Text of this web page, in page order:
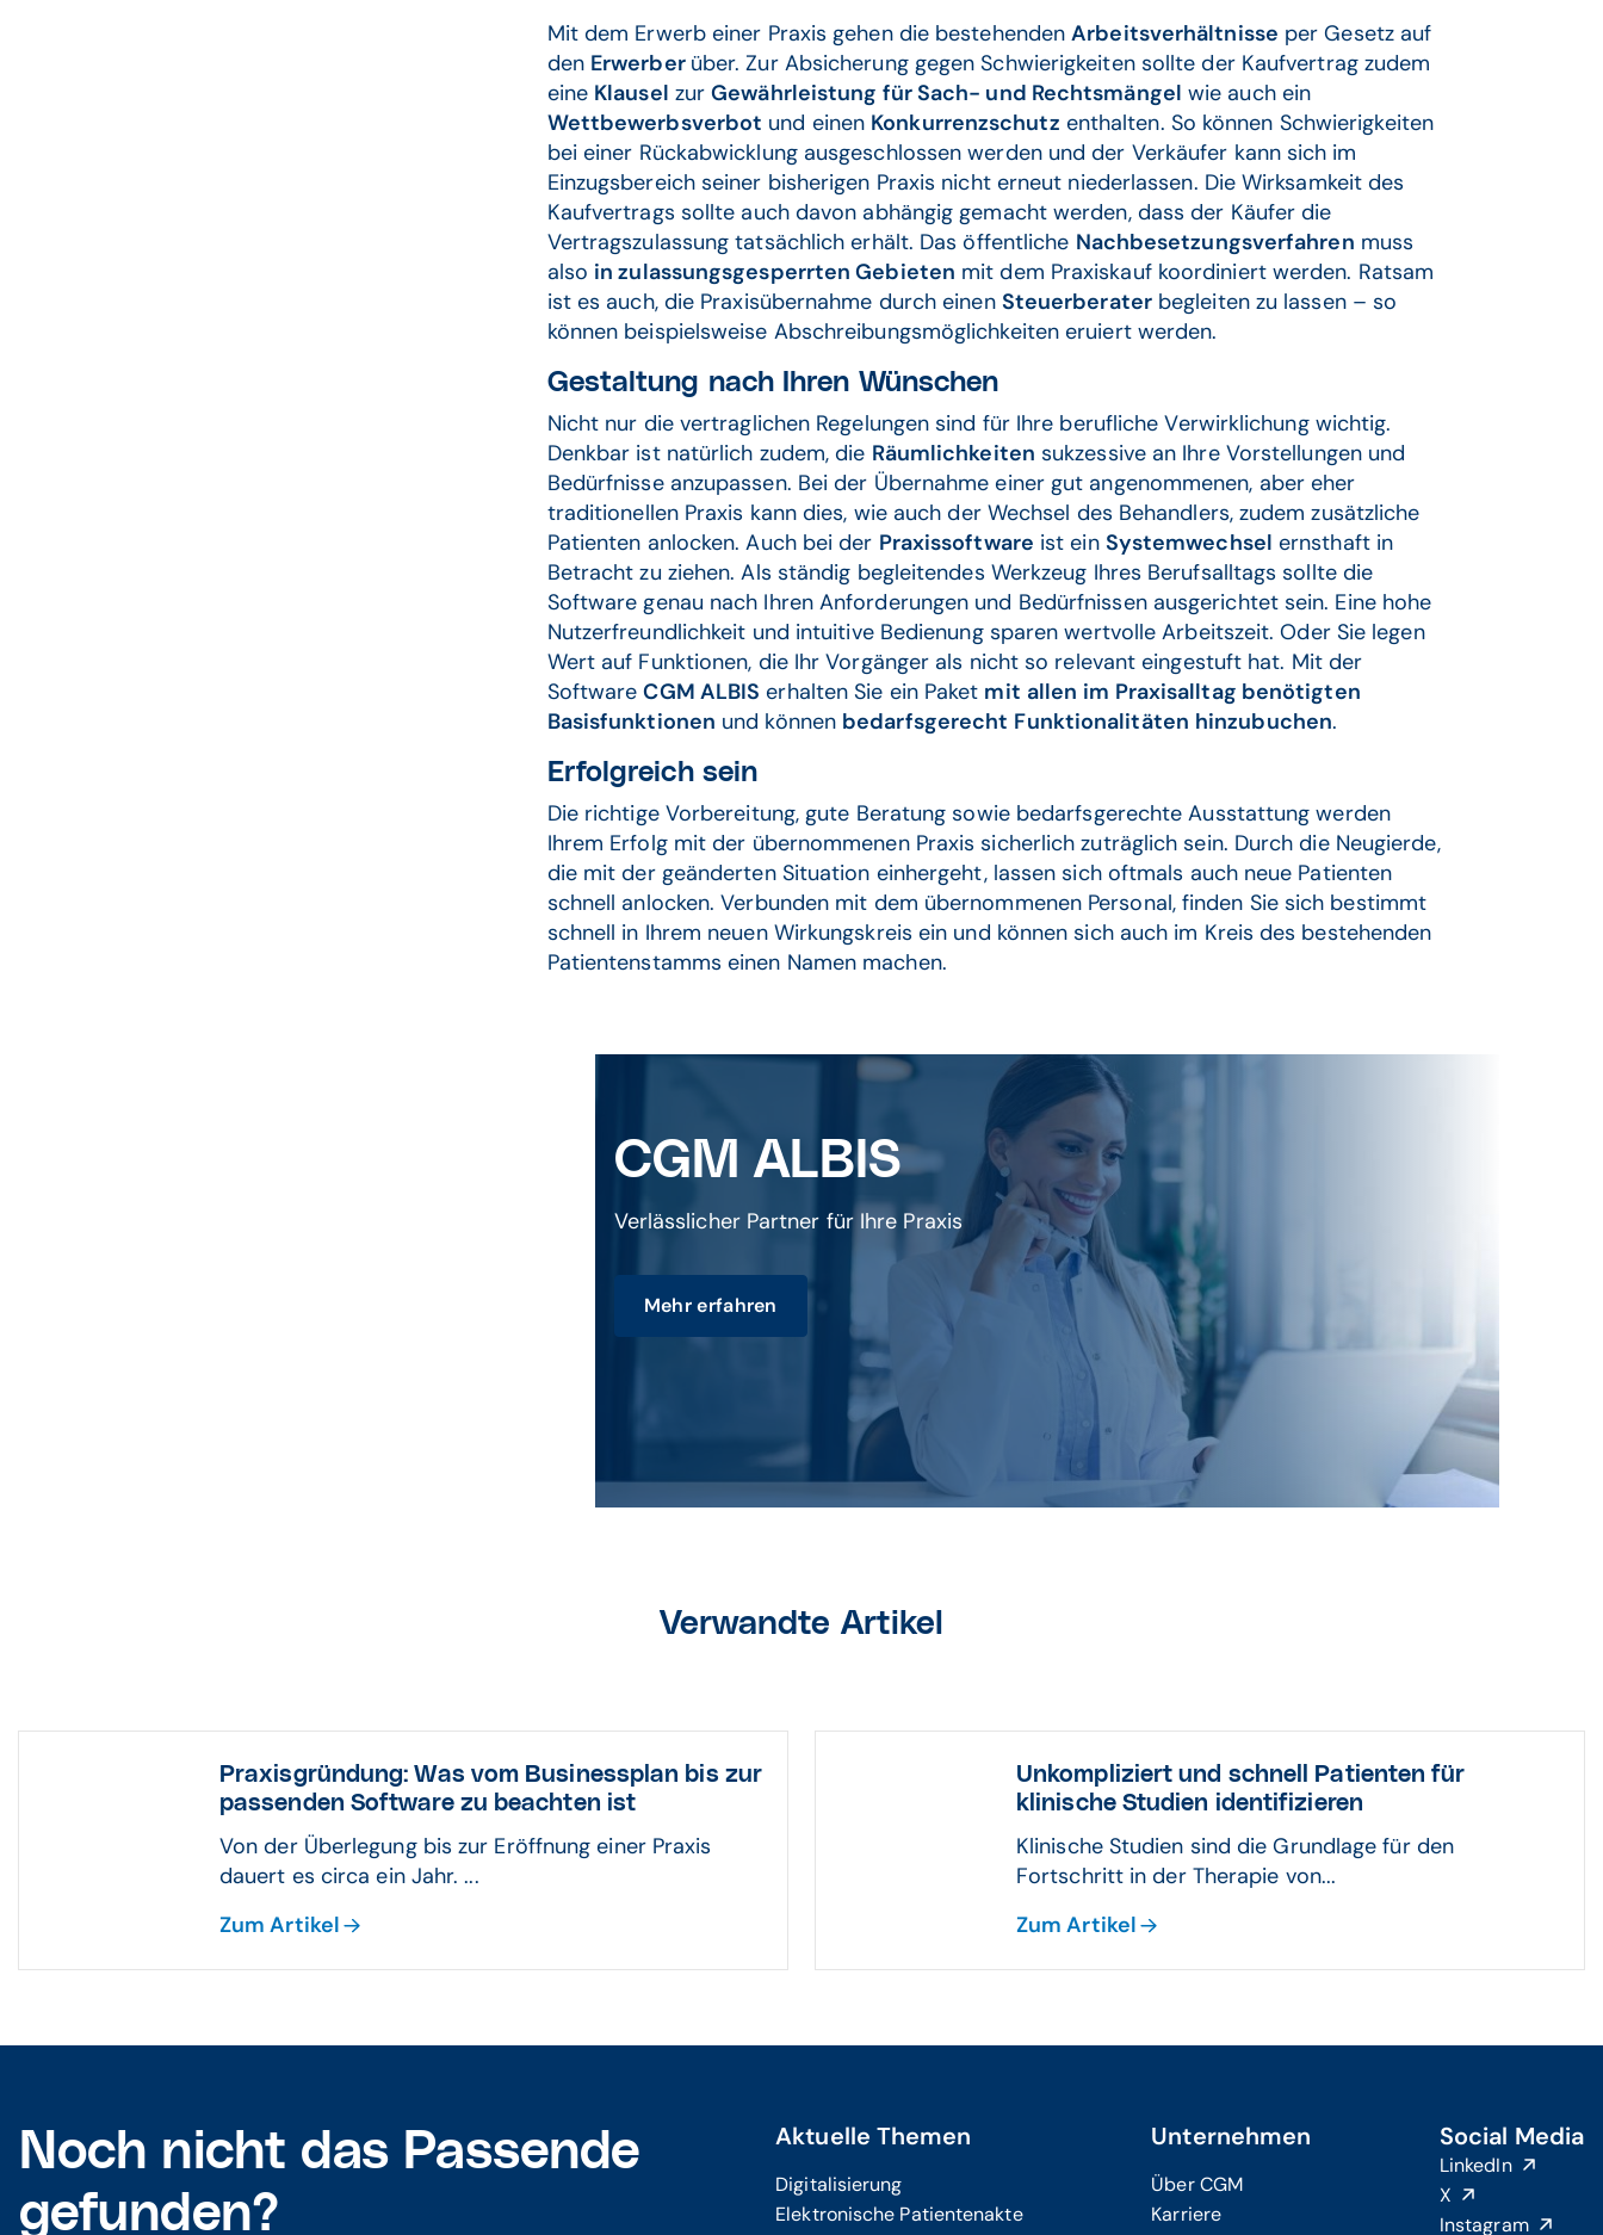
Mit dem Erwerb einer Praxis gehen die bestehendenArbeitsverhältnisse per Gesetz auf
den Erwerber über. Zur Absicherung gegen Schwierigkeiten sollte der Kaufvertrag zudem
eine Klausel zurGewährleistung für Sach- und Rechtsmängel wie auch ein
Wettbewerbsverbot und einen Konkurrenzschutz enthalten. So können Schwierigkeiten
bei einer Rückabwicklung ausgeschlossen werden und der Verkäufer kann sich im
Einzugsbereich seiner bisherigen Praxis nicht erneut niederlassen. Die Wirksamkeit des
Kaufvertrags sollte auch davon abhängig gemacht werden, dass der Käufer die
Vertragszulassung tatsächlich erhält. Das öffentliche Nachbesetzungsverfahren muss
also in zulassungsgesperrten Gebieten mit dem Praxiskauf koordiniert werden. Ratsam
ist es auch, die Praxisübernahme durch einen Steuerberaterbegleiten zu lassen – so
können beispielsweise Abschreibungsmöglichkeiten eruiert werden.
Gestaltung nach Ihren Wünschen
Nicht nur die vertraglichen Regelungen sind für Ihre berufliche Verwirklichung wichtig.
Denkbar ist natürlich zudem, die Räumlichkeiten sukzessive an Ihre Vorstellungen und
Bedürfnisse anzupassen. Bei der Übernahme einer gut angenommenen, aber eher
traditionellen Praxis kann dies, wie auch der Wechsel des Behandlers, zudem zusätzliche
Patienten anlocken. Auch bei der Praxissoftware ist ein Systemwechsel ernsthaft in
Betracht zu ziehen. Als ständig begleitendes Werkzeug Ihres Berufsalltags sollte die
Software genau nach Ihren Anforderungen und Bedürfnissen ausgerichtet sein. Eine hohe
Nutzerfreundlichkeit und intuitive Bedienung sparen wertvolle Arbeitszeit. Oder Sie legen
Wert auf Funktionen, die Ihr Vorgänger als nicht so relevant eingestuft hat. Mit der
SoftwareCGM ALBIS erhalten Sie ein Paket mit allen im Praxisalltag benötigten
Basisfunktionen und können bedarfsgerecht Funktionalitäten hinzubuchen.
Erfolgreich sein
Die richtige Vorbereitung, gute Beratung sowie bedarfsgerechte Ausstattung werden
Ihrem Erfolg mit der übernommenen Praxis sicherlich zuträglich sein. Durch die Neugierde,
die mit der geänderten Situation einhergeht, lassen sich oftmals auch neue Patienten
schnell anlocken. Verbunden mit dem übernommenen Personal, finden Sie sich bestimmt
schnell in Ihrem neuen Wirkungskreis ein und können sich auch im Kreis des bestehenden
Patientenstamms einen Namen machen.
CGM ALBIS
Verlässlicher Partner für Ihre Praxis
Mehr erfahren
Verwandte Artikel
Praxisgründung: Was vom Businessplan bis zur
passenden Software zu beachten ist
Von der Überlegung bis zur Eröffnung einer Praxis
dauert es circa ein Jahr. ...
Zum Artikel
Unkompliziert und schnell Patienten für
klinische Studien identifizieren
Klinische Studien sind die Grundlage für den
Fortschritt in der Therapie von...
Zum Artikel
Noch nicht das Passende
gefunden?
Aktuelle Themen
Digitalisierung
Elektronische Patientenakte
Unternehmen
Über CGM
Karriere
Social Media
LinkedIn
X
Instagram